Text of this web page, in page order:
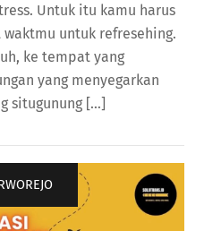
Untuk itu kamu harus
untuk refresehing.
ke tempat yang
yang menyegarkan
situgunung […]